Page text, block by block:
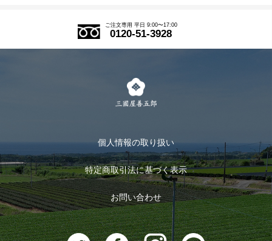
式部の香りシリーズ
お茶のギフト
おすすめのお茶
お茶に合うスイーツ
ログイン
ログアウト
ご注文専用 平日 9:00〜17:00
0120-51-3928
個人情報の取り扱い
特定商取引法に基づく表示
お問い合わせ